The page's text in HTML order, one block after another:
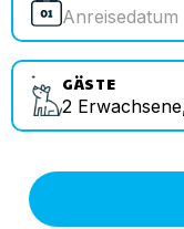
Anreisedatum
GÄSTE
2 Erwachsene